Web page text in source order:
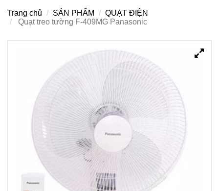
Trang chủ SẢN PHẨM
QUẠT ĐIỆN
Quạt treo tường F-409MG Panasonic